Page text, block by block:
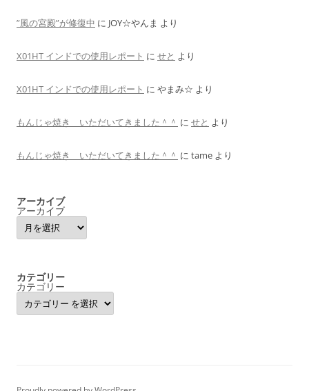
”風の宮殿”が修復中 に JOY☆やんま より
X01HT インドでの使用レポート に せと より
X01HT インドでの使用レポート に やまみ☆ より
もんじゃ焼き いただいてきました＾＾ に せと より
もんじゃ焼き いただいてきました＾＾ に tame より
アーカイブ
アーカイブ
カテゴリー
カテゴリー